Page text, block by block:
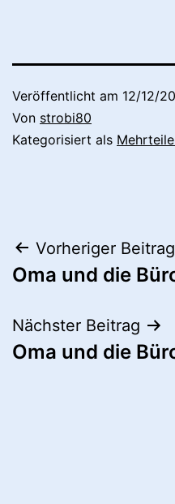
Veröffentlicht am 12/12/
Von strobi80
Kategorisiert als
Vorheriger Beitrag
Oma und die
Nächster Beitrag
Oma und die